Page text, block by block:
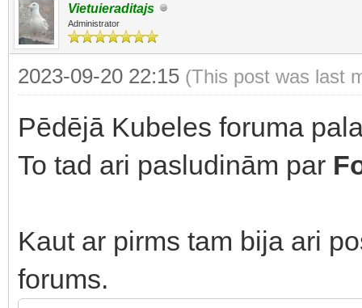
Vietuieraditajs
Administrator
2023-09-20 22:15 (This post was last
Pēdējā Kubeles foruma
To tad ari pasludinām par
Kaut ar pirms tam bija ari
forums.